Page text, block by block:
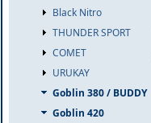
Black Nitro
THUNDER SPORT
COMET
URUKAY
Goblin 380 / BUDDY
Goblin 420